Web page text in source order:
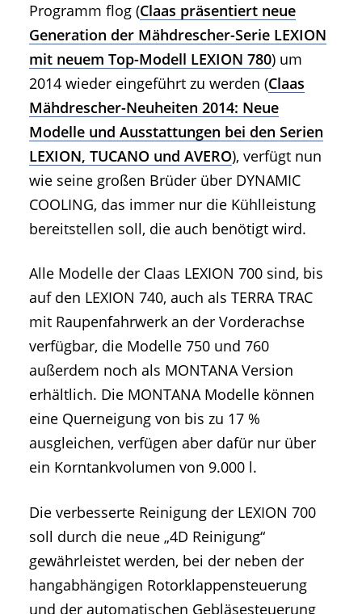
Programm flog (Claas präsentiert neue
Generation der Mähdrescher-Serie LEXION
mit neuem Top-Modell LEXION 780) um
2014 wieder eingeführt zu werden (Claas
Mähdrescher-Neuheiten 2014: Neue
Modelle und Ausstattungen bei den Serien
LEXION, TUCANO und AVERO), verfügt nun
wie seine großen Brüder über DYNAMIC
COOLING, das immer nur die Kühlleistung
bereitstellen soll, die auch benötigt wird.
Alle Modelle der Claas LEXION 700 sind, bis
auf den LEXION 740, auch als TERRA TRAC
mit Raupenfahrwerk an der Vorderachse
verfügbar, die Modelle 750 und 760
außerdem noch als MONTANA Version
erhältlich. Die MONTANA Modelle können
eine Querneigung von bis zu 17 %
ausgleichen, verfügen aber dafür nur über
ein Korntankvolumen von 9.000 l.
Die verbesserte Reinigung der LEXION 700
soll durch die neue „4D Reinigung“
gewährleistet werden, bei der neben der
hangabhängigen Rotorklappensteuerung
und der automatischen Gebläsesteuerung